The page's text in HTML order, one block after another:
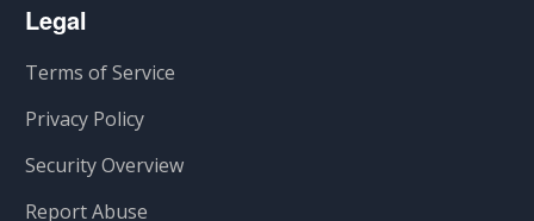
Legal
Terms of Service
Privacy Policy
Security Overview
Report Abuse